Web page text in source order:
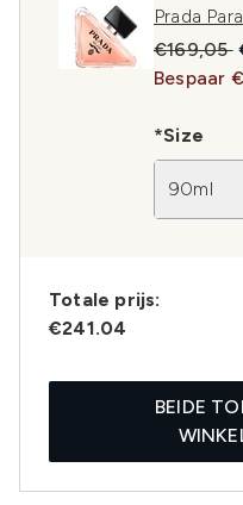
Prada
€169,05
Bespaar
*Size
90ml
Totale prijs:
€241.04
BEIDE